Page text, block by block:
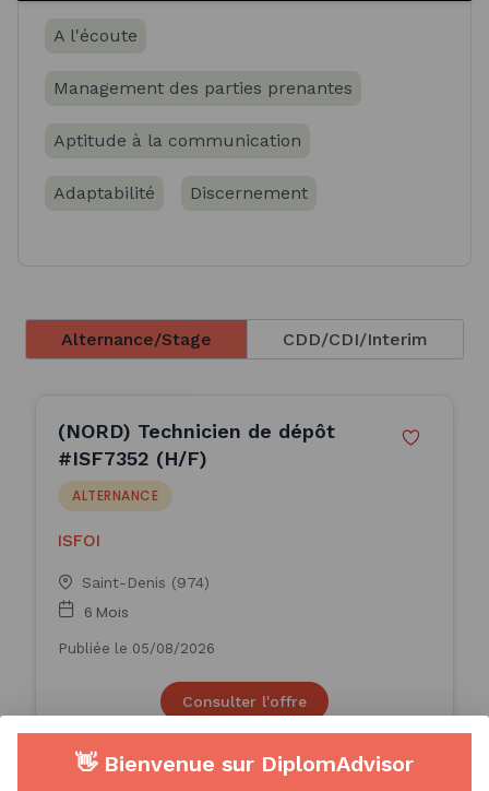
A l'écoute
Management des parties prenantes
Aptitude à la communication
Adaptabilité Discernement
Alternance/Stage CDD/CDI/Interim
(NORD) Technicien de dépôt
#ISF7352 (H/F)
ALTERNANCE
ISFOI
Saint-Denis (974)
6 Mois
Publiée le 05/08/2026
Consulter l'offre
👋 Bienvenue sur DiplomAdvisor